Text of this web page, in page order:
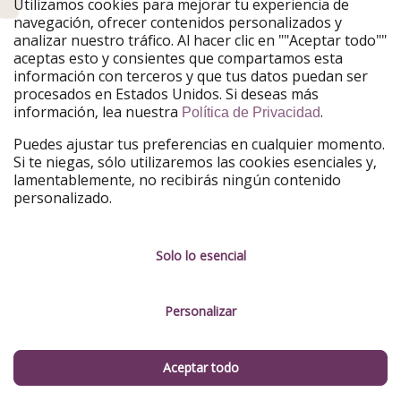
PiratinViaggio
HolidayPirates
VakantiePiraten
WakacyjniPiraci
VoyagesPirates
Ferienpiraten
Urlaubspiraten
Urlaubspiraten
TravelPirates
Nuestro grupo
HolidayPirates Group
Conócenos mejor
Sobre ViajerosPiratas
Sostenibilidad
Información legal
Gestionar servicios
Utilizamos cookies para mejorar tu experiencia de
navegación, ofrecer contenidos personalizados y
analizar nuestro tráfico. Al hacer clic en ""Aceptar todo""
aceptas esto y consientes que compartamos esta
información con terceros y que tus datos puedan ser
procesados en Estados Unidos. Si deseas más
información, lea nuestra Política de Privacidad.
Puedes ajustar tus preferencias en cualquier momento.
Si te niegas, sólo utilizaremos las cookies esenciales y,
lamentablemente, no recibirás ningún contenido
personalizado.
Solo lo esencial
Personalizar
Aceptar todo